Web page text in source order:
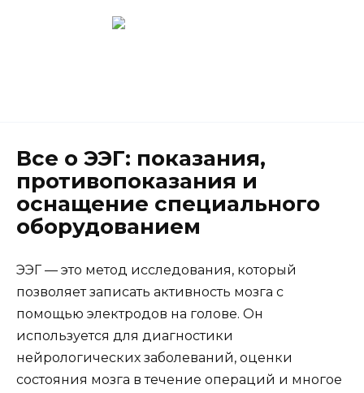
Все о ЭЭГ: показания,
противопоказания и
оснащение специального
оборудованием
ЭЭГ — это метод исследования, который
позволяет записать активность мозга с
помощью электродов на голове. Он
используется для диагностики
нейрологических заболеваний, оценки
состояния мозга в течение операций и многое